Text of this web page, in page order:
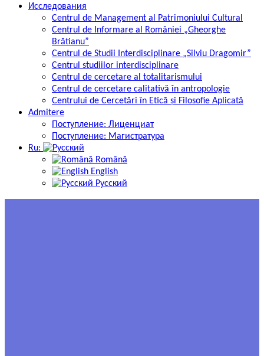
Исследования
Centrul de Management al Patrimoniului Cultural
Centrul de Informare al României „Gheorghe
Brătianu”
Centrul de Studii Interdisciplinare „Silviu Dragomir”
Centrul studiilor interdisciplinare
Centrul de cercetare al totalitarismului
Centrul de cercetare calitativă în antropologie
Centrului de Cercetări în Etică și Filosofie Aplicată
Admitere
Поступление: Лиценциат
Поступление: Магистратура
Ru:
Română
English
Русский